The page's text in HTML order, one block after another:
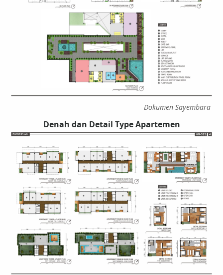
Dokumen Sayembara
Denah dan Detail Type Apartemen